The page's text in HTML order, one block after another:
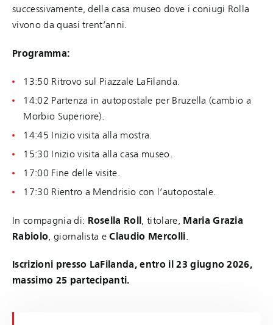
successivamente, della casa museo dove i coniugi Rolla
vivono da quasi trent’anni.
Programma:
13:50 Ritrovo sul Piazzale LaFilanda.
14:02 Partenza in autopostale per Bruzella (cambio a
Morbio Superiore).
14:45 Inizio visita alla mostra.
15:30 Inizio visita alla casa museo.
17:00 Fine delle visite.
17:30 Rientro a Mendrisio con l’autopostale.
In compagnia di: Rosella Roll, titolare, Maria Grazia
Rabiolo, giornalista eClaudio Mercolli.
Iscrizioni presso LaFilanda, entro il 23 giugno 2026,
massimo 25 partecipanti.